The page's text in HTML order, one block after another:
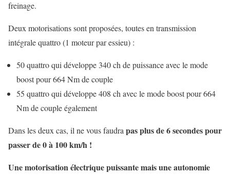
freinage.
Deux motorisations sont proposées, toutes en transmission
intégrale quattro (1 moteur par essieu) :
50 quattro qui développe 340 ch de puissance avec le mode
boost pour 664 Nm de couple
55 quattro qui développe 408 ch avec le mode boost pour 664
Nm de couple également
Dans les deux cas, il ne vous faudrapas plus de 6 secondes pour
passer de 0 à 100 km/h !
Une motorisation électrique puissante mais une autonomie